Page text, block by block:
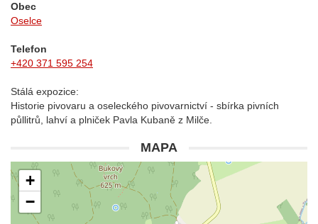
Obec
Oselce
Telefon
+420 371 595 254
Stálá expozice:
Historie pivovaru a oseleckého pivovarnictví - sbírka pivních
půllitrů, lahví a plniček Pavla Kubaně z Milče.
MAPA
+
−